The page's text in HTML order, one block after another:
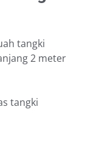
tangki
2 meter
tangki